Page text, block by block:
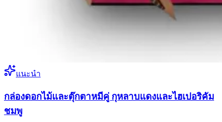
แนะนำ
กล่องดอกไม้และตุ๊กตาหมีคู่ กุหลาบแดงและไฮเปอริคัม
ชมพู